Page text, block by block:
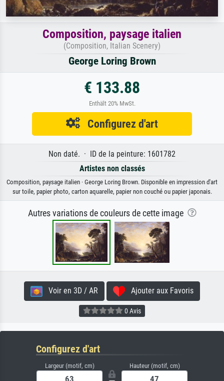
Composition, paysage italien
(Composition, Italian Scenery)
George Loring Brown
€ 133.88
Enthält 20% MwSt.
Configurez d'art
Non daté. · ID de la peinture: 1601782
Artistes non classés
Composition, paysage italien · George Loring Brown. Disponible en impression d'art
sur toile, papier photo, carton aquarelle, papier non couché ou papier japonais.
Autres variations de couleurs de cette image
Voir en 3D / AR Ajouter aux Favoris
0 Avis
Configurez d'art
Largeur (motif, cm) Hauteur (motif, cm)